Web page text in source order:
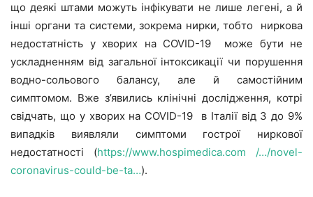
що деякі штами можуть інфікувати не лише легені, а й
інші органи та системи, зокрема нирки, тобто ниркова
недостатність у хворих на COVID-19 може бути не
ускладненням від загальної інтоксикації чи порушення
водно-сольового балансу, але й самостійним
симптомом. Вже з’явились клінічні дослідження, котрі
свідчать, що у хворих на COVID-19 в Італії від 3 до 9%
випадків виявляли симптоми гострої ниркової
недостатності (https://www.hospimedica.com /…/novel-
coronavirus-could-be-ta…).